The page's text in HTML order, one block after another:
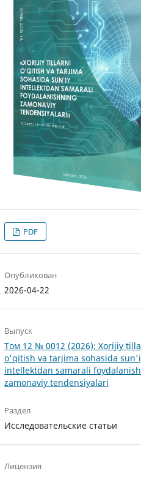
PDF
Опубликован
2026-04-22
Выпуск
Том 12 № 0012 (2026): Xorijiy
o'qitish va tarjima sohasida
intellektdan samarali
zamonaviy tendensiyalari
Раздел
Исследовательские статьи
Лицензия